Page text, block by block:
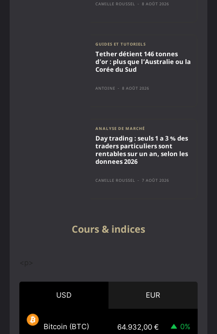
CAMILLE ROUSSEL - 8 AOÛT 2026
GUIDES ET TUTORIELS
Tether détient 146 tonnes
d’or : plus que l’Australie ou la
Corée du Sud
ANTOINE - 8 AOÛT 2026
ANALYSE DE MARCHÉ
Day trading : seuls 1 a 3 % des
traders particuliers sont
rentables sur un an, selon les
donnees 2026
CAMILLE ROUSSEL - 7 AOÛT 2026
Cours & indices
USD EUR
Bitcoin (BTC) 64.932,00 € 0%